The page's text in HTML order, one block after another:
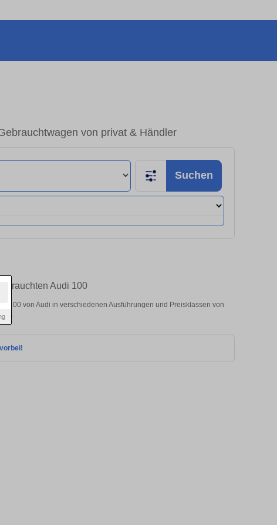
von privat & Händler
Suchen
Audi 100
100 von Audi in verschiedenen Ausführungen und Preisklassen von